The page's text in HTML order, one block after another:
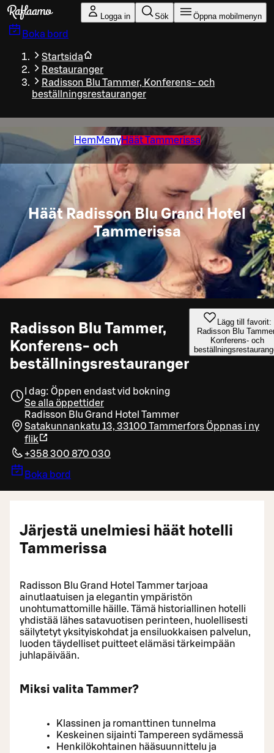
Gå till huvudinnehållet
Logga in Sök Öppna mobilmenyn
Boka bord
Startsida
Restauranger
Radisson Blu Tammer, Konferens- och
beställningsrestauranger
Hem MenyHäät Tammerissa
Häät Radisson Blu Grand Hotel
Tammerissa
Radisson Blu Tammer,
Konferens- och
beställningsrestauranger
Lägg till favorit:
Radisson Blu
Konferens- och
I dag: Öppen endast vid bokning
Se alla öppettider
Radisson Blu Grand Hotel Tammer
Satakunnankatu 13, 33100 TammerforsÖppnas i ny
flik
+358 300 870 030
Boka bord
Järjestä unelmiesi häät hotelli
Tammerissa
Radisson Blu Grand Hotel Tammer tarjoaa
ainutlaatuisen ja elegantin ympäristön
unohtumattomille häille. Tämä historiallinen hotelli
yhdistää lähes satavuotisen perinteen, huolellisesti
säilytetyt yksityiskohdat ja ensiluokkaisen palvelun,
luoden täydelliset puitteet elämäsi tärkeimpään
juhlapäivään.
Miksi valita Tammer?
Klassinen ja romanttinen tunnelma
Keskeinen sijainti Tampereen sydämessä
Henkilökohtainen hääsuunnittelu ja